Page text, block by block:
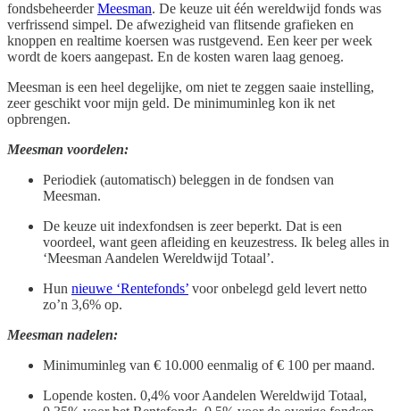
fondsbeheerderMeesman. De keuze uit één wereldwijd fonds was
verfrissend simpel. De afwezigheid van flitsende grafieken en
knoppen en realtime koersen was rustgevend. Een keer per week
wordt de koers aangepast. En de kosten waren laag genoeg.
Meesman is een heel degelijke, om niet te zeggen saaie instelling,
zeer geschikt voor mijn geld. De minimuminleg kon ik net
opbrengen.
Meesman voordelen:
Periodiek (automatisch) beleggen in de fondsen van
Meesman.
De keuze uit indexfondsen is zeer beperkt. Dat is een
voordeel, want geen afleiding en keuzestress. Ik beleg alles in
‘Meesman Aandelen Wereldwijd Totaal’.
Hun nieuwe ‘Rentefonds’ voor onbelegd geld levert netto
zo’n 3,6% op.
Meesman nadelen:
Minimuminleg van € 10.000 eenmalig of € 100 per maand.
Lopende kosten. 0,4% voor Aandelen Wereldwijd Totaal,